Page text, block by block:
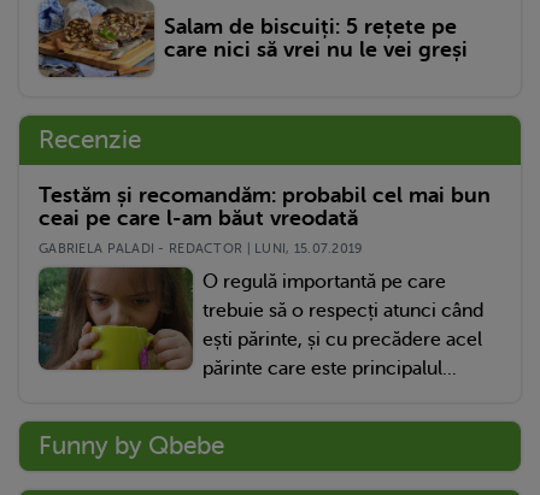
Salam de biscuiți: 5 rețete pe
care nici să vrei nu le vei greși
Recenzie
Testăm și recomandăm: probabil cel mai bun
ceai pe care l-am băut vreodată
GABRIELA PALADI - REDACTOR | LUNI, 15.07.2019
O regulă importantă pe care
trebuie să o respecți atunci când
ești părinte, și cu precădere acel
părinte care este principalul...
Funny by Qbebe